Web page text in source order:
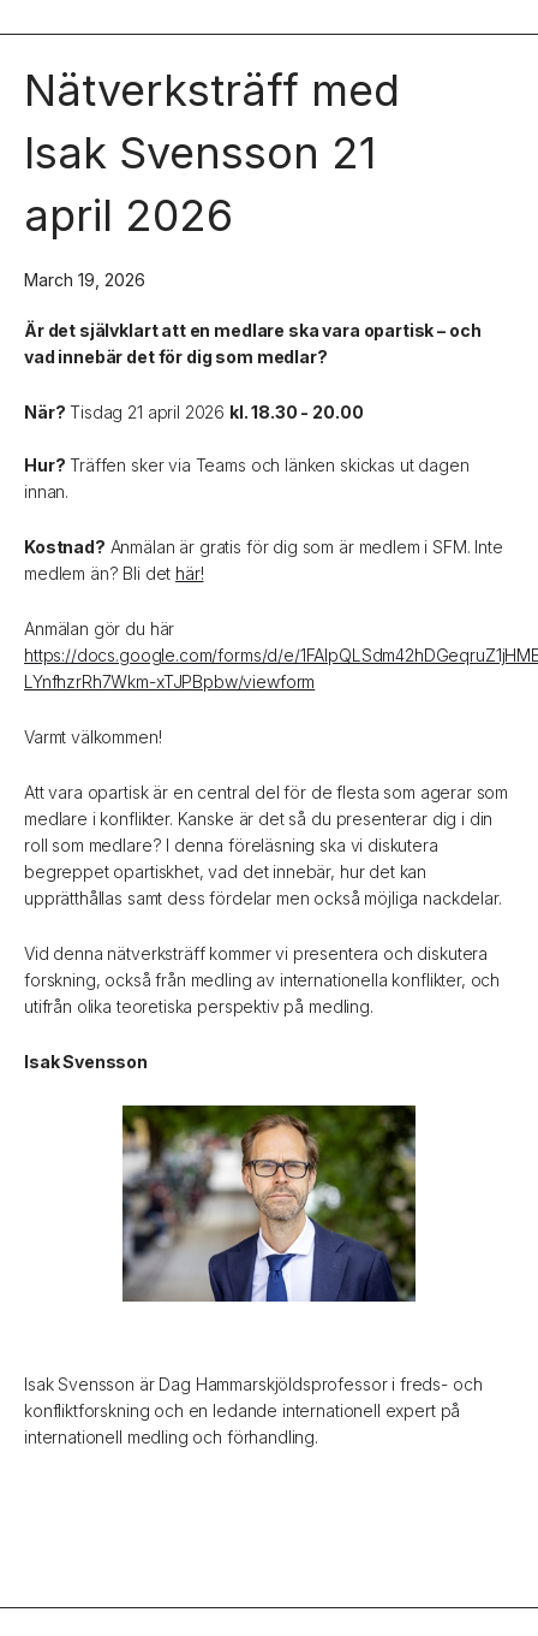
Nätverksträff med
Isak Svensson 21
april 2026
March 19, 2026
Är det självklart att en medlare ska vara opartisk – och
vad innebär det för dig som medlar?
När? Tisdag 21 april 2026 kl. 18.30 - 20.00
Hur? Träffen sker via Teams och länken skickas ut dagen
innan.
Kostnad? Anmälan är gratis för dig som är medlem i SFM. Inte
medlem än? Bli det här!
Anmälan gör du här
https://docs.google.com/forms/d/e/
LYnfhzrRh7Wkm-xTJPBpbw/viewform
Varmt välkommen!
Att vara opartisk är en central del för de flesta som agerar som
medlare i konflikter. Kanske är det så du presenterar dig i din
roll som medlare? I denna föreläsning ska vi diskutera
begreppet opartiskhet, vad det innebär, hur det kan
upprätthållas samt dess fördelar men också möjliga nackdelar.
Vid denna nätverksträff kommer vi presentera och diskutera
forskning, också från medling av internationella konflikter, och
utifrån olika teoretiska perspektiv på medling.
Isak Svensson
Isak Svensson är Dag Hammarskjöldsprofessor i freds- och
konfliktforskning och en ledande internationell expert på
internationell medling och förhandling.